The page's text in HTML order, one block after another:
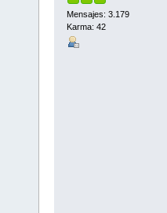
Mensajes: 3.179
Karma: 42